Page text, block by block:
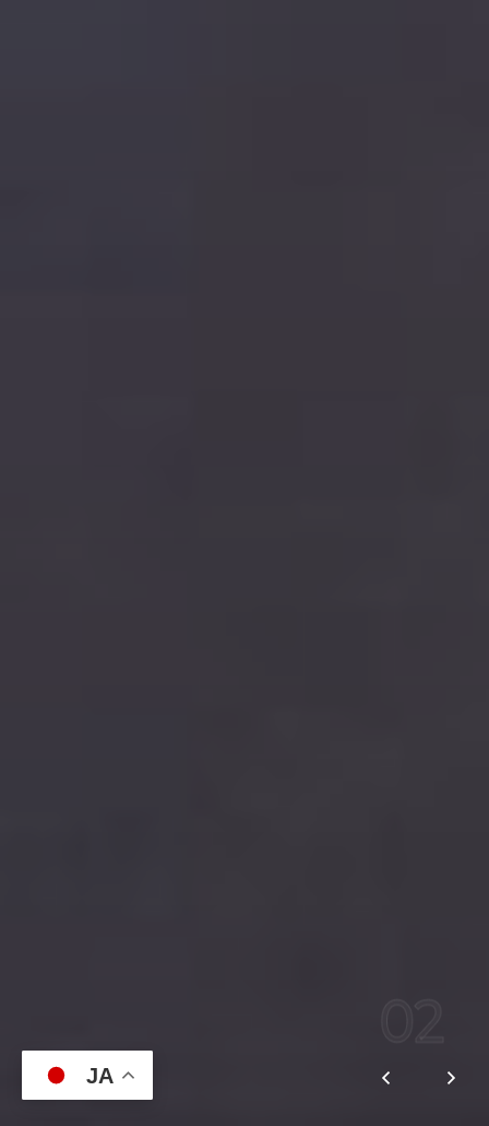
03
JA